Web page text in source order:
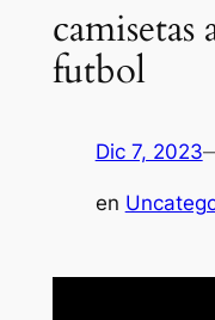
camisetas
futbol
Dic 7, 2023
en